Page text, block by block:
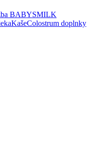
BABYSMILK
KašeColostrum doplnky